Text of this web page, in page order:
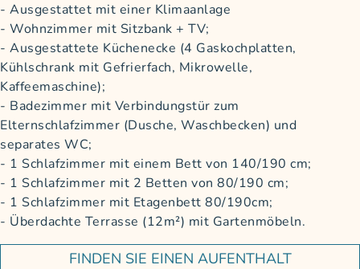
Ausgestattet mit einer Klimaanlage
Wohnzimmer mit Sitzbank + TV;
Ausgestattete Küchenecke (4 Gaskochplatten,
Kühlschrank mit Gefrierfach, Mikrowelle,
Kaffeemaschine);
Badezimmer mit Verbindungstür zum
Elternschlafzimmer (Dusche, Waschbecken) und
separates WC;
1 Schlafzimmer mit einem Bett von 140/190 cm;
1 Schlafzimmer mit 2 Betten von 80/190 cm;
1 Schlafzimmer mit Etagenbett 80/190cm;
Überdachte Terrasse (12m²) mit Gartenmöbeln.
FINDEN SIE EINEN AUFENTHALT